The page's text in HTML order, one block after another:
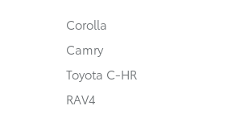
Corolla
Camry
Toyota C-HR
RAV4